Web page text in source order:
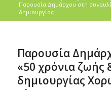
Παρουσία Δημάρχου στη
δημιουργίας ...
Παρουσία
«50 χρόνια ζωής
δημιουργίας